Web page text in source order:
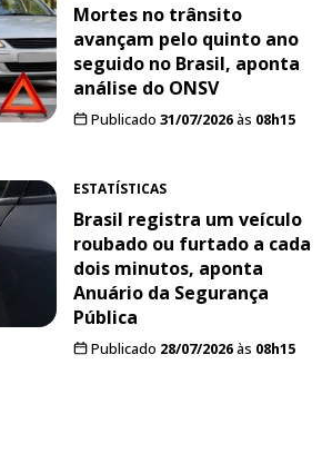
Mortes no trânsito
avançam pelo quinto ano
seguido no Brasil, aponta
análise do ONSV
Publicado 31/07/2026às 08h15
ESTATÍSTICAS
Brasil registra um veículo
roubado ou furtado a cada
dois minutos, aponta
Anuário da Segurança
Pública
Publicado 28/07/2026às 08h15